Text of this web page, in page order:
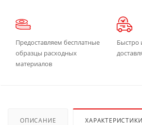
Предоставляем бесплатные
образцы расходных
материалов
Быстро
ОПИСАНИЕ ХАРАКТЕРИСТИКИ